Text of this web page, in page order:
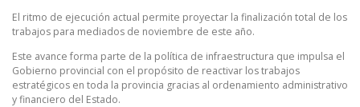
El ritmo de ejecución actual permite proyectar la finalización total de los
trabajos para mediados de noviembre de este año.
Este avance forma parte de la política de infraestructura que impulsa el
Gobierno provincial con el propósito de reactivar los trabajos
estratégicos en toda la provincia gracias al ordenamiento administrativo
y financiero del Estado.